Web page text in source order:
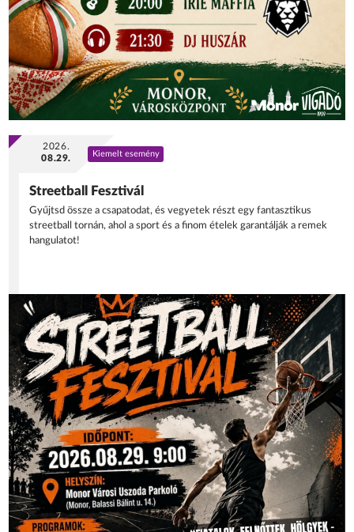
2026.
08.29.
Kiemelt esemény
Streetball Fesztivál
Gyűjtsd össze a csapatodat, és vegyetek részt egy fantasztikus
streetball tornán, ahol a sport és a finom ételek garantálják a remek
hangulatot!